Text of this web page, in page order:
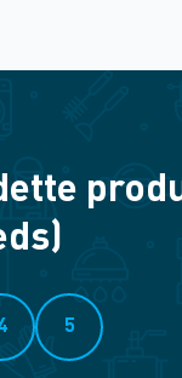
5